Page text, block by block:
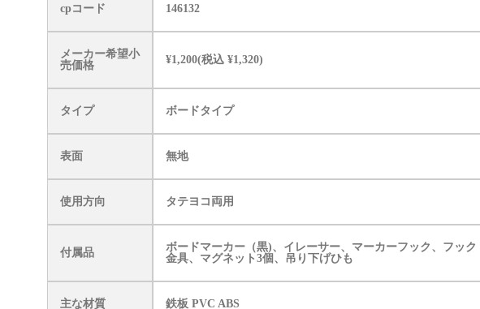
cpコード 146132
メーカー希望小
売価格
¥1,200(税込 ¥1,320)
タイプ ボードタイプ
表面 無地
使用方向 タテヨコ両用
付属品
ボードマーカー（黒)、イレーサー、マーカーフック、フック
金具、マグネット3個、吊り下げひも
主な材質 鉄板 PVC ABS